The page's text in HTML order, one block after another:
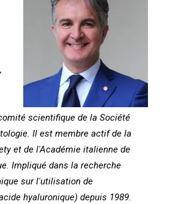
scientifique de la Société
Il est membre actif de la
et de l'Académie italienne de
Impliqué dans la recherche
sur l'utilisation de
hyaluronique) depuis 1989.